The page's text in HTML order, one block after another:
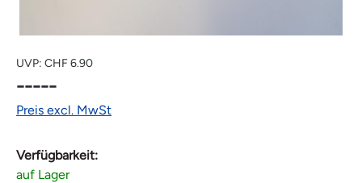
UVP: CHF 6.90
-----
Preis excl. MwSt
Verfügbarkeit:
auf Lager